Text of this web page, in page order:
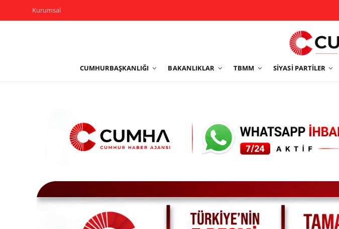
Kurumsal
CUMHURBAŞKANLIĞI BAKANLIKLAR TBMM SIYASI PARTILER
Yerel Yönetimler